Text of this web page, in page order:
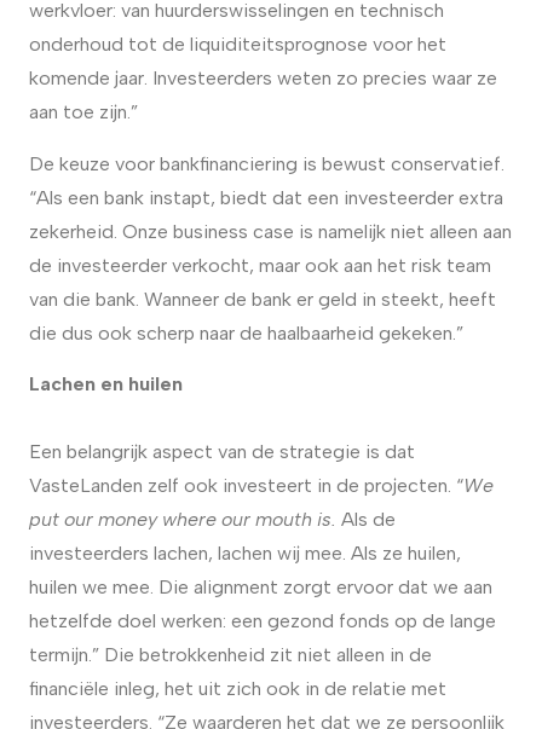
werkvloer: van huurderswisselingen en technisch
onderhoud tot de liquiditeitsprognose voor het
komende jaar. Investeerders weten zo precies waar ze
aan toe zijn.”
De keuze voor bankfinanciering is bewust conservatief.
“Als een bank instapt, biedt dat een investeerder extra
zekerheid. Onze business case is namelijk niet alleen aan
de investeerder verkocht, maar ook aan het risk team
van die bank. Wanneer de bank er geld in steekt, heeft
die dus ook scherp naar de haalbaarheid gekeken.”
Lachen en huilen
Een belangrijk aspect van de strategie is dat
VasteLanden zelf ook investeert in de projecten. “We
put our money where our mouth is. Als de
investeerders lachen, lachen wij mee. Als ze huilen,
huilen we mee. Die alignment zorgt ervoor dat we aan
hetzelfde doel werken: een gezond fonds op de lange
termijn.” Die betrokkenheid zit niet alleen in de
financiële inleg, het uit zich ook in de relatie met
investeerders. “Ze waarderen het dat we ze persoonlijk